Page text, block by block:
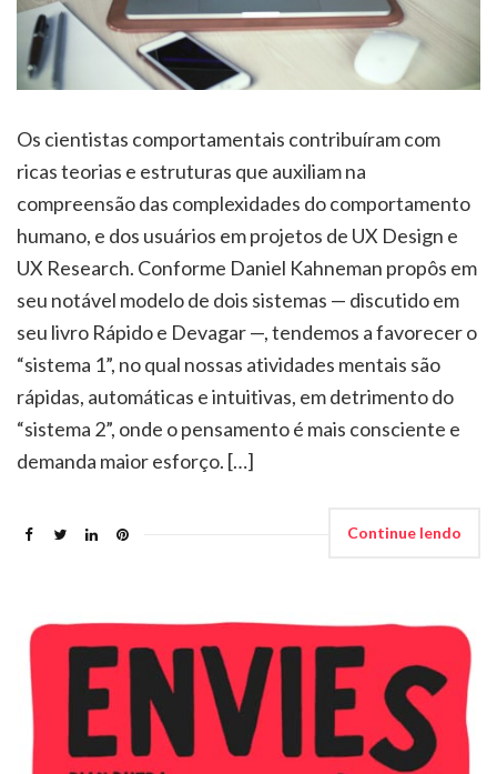
Os cientistas comportamentais contribuíram com
ricas teorias e estruturas que auxiliam na
compreensão das complexidades do comportamento
humano, e dos usuários em projetos de UX Design e
UX Research. Conforme Daniel Kahneman propôs em
seu notável modelo de dois sistemas — discutido em
seu livro Rápido e Devagar —, tendemos a favorecer o
“sistema 1”, no qual nossas atividades mentais são
rápidas, automáticas e intuitivas, em detrimento do
“sistema 2”, onde o pensamento é mais consciente e
demanda maior esforço. […]
Continue lendo